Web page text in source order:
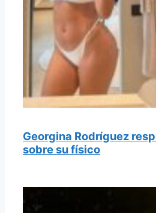
Georgina Rodríguez
sobre su físico